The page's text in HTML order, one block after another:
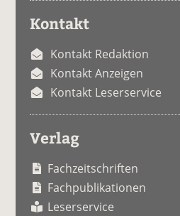
Kontakt
Kontakt Redaktion
Kontakt Anzeigen
Kontakt Leserservice
Verlag
Fachzeitschriften
Fachpublikationen
Leserservice